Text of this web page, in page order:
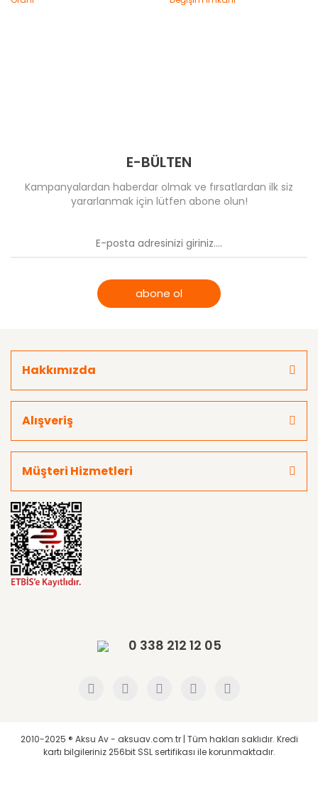
E-BÜLTEN
Kampanyalardan haberdar olmak ve fırsatlardan ilk siz
yararlanmak için lütfen abone olun!
abone ol
Hakkımızda
Alışveriş
Müşteri Hizmetleri
0 338 212 12 05
2010-2025 ® Aksu Av - aksuav.com.tr | Tüm hakları saklıdır. Kredi
kartı bilgileriniz 256bit SSL sertifikası ile korunmaktadır.